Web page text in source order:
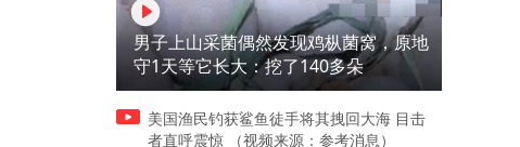
男子上山采菌偶然发现鸡枞菌窝，原地
守1天等它长大：挖了140多朵
美国渔民钓获鲨鱼徒手将其拽回大海 目击
者直呼震惊 （视频来源：参考消息）